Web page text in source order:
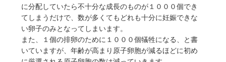
に分配していたら不十分な成長のものが１０００個でき
てしまうだけで、数が多くてもどれも十分に妊娠できな
い卵子のみとなってしまいます。
また、１個の排卵のために１０００個犠牲になる、と書
いていますが、年齢が高まり原子卵胞が減るほどに初め